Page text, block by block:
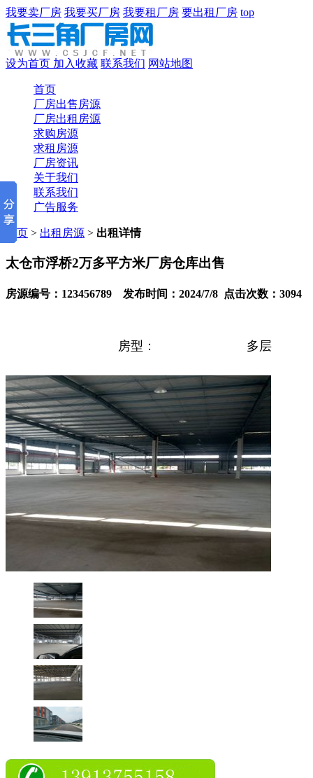
我要卖厂房 我要买厂房 我要租厂房 要出租厂房 top
设为首页 加入收藏 联系我们 网站地图
首页
厂房出售房源
厂房出租房源
求购房源
求租房源
厂房资讯
关于我们
联系我们
广告服务
首页 > 出租房源 > 出租详情
太仓市浮桥2万多平方米厂房仓库出售
房源编号：123456789 发布时间：2024/7/8 点击次数：3094
房型： 多层